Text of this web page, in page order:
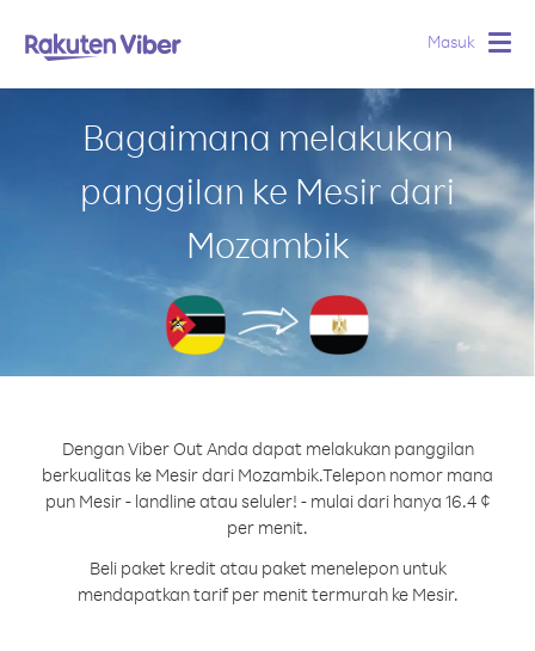
Masuk
Bagaimana melakukan
panggilan ke Mesir dari
Mozambik
Dengan Viber Out Anda dapat melakukan panggilan
berkualitas ke Mesir dari Mozambik.Telepon nomor mana
pun Mesir - landline atau seluler! - mulai dari hanya 16.4 ¢
per menit.
Beli paket kredit atau paket menelepon untuk
mendapatkan tarif per menit termurah ke Mesir.